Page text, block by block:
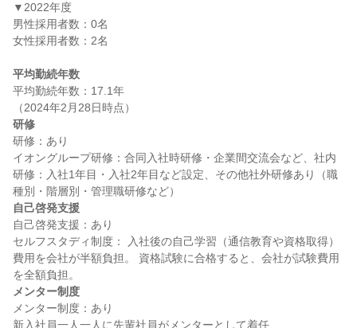
▼2022年度
男性採用者数：0名
女性採用者数：2名
平均勤続年数
平均勤続年数：17.1年
研修
研修：あり
イオングループ研修：合同入社時研修・企業間交流会など、社内
研修：入社1年目・入社2年目など設定、その他社外研修あり（職
自己啓発支援
自己啓発支援：あり
セルフスタディ制度： 入社後の自己学習（通信教育や資格取得）
費用を会社が半額負担。 資格試験に合格すると、会社が試験費用
メンター制度
メンター制度：あり